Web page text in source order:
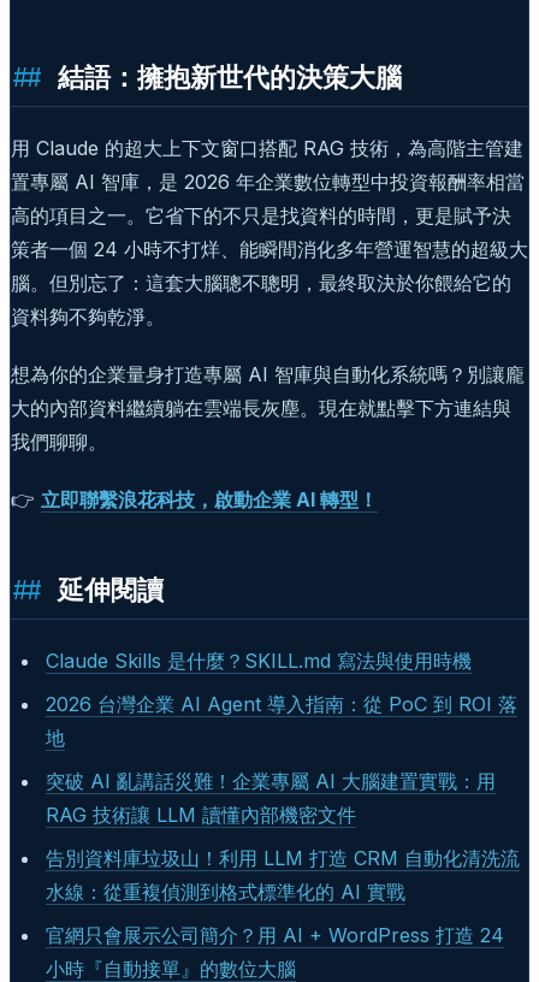
結語：擁抱新世代的決策大腦
用 Claude 的超大上下文窗口搭配 RAG 技術，為高階主管建
置專屬 AI 智庫，是 2026 年企業數位轉型中投資報酬率相當
高的項目之一。它省下的不只是找資料的時間，更是賦予決
策者一個 24 小時不打烊、能瞬間消化多年營運智慧的超級大
腦。但別忘了：這套大腦聰不聰明，最終取決於你餵給它的
資料夠不夠乾淨。
想為你的企業量身打造專屬 AI 智庫與自動化系統嗎？別讓龐
大的內部資料繼續躺在雲端長灰塵。現在就點擊下方連結與
我們聊聊。
👉 立即聯繫浪花科技，啟動企業 AI 轉型！
延伸閱讀
Claude Skills 是什麼？SKILL.md 寫法與使用時機
2026 台灣企業 AI Agent 導入指南：從 PoC 到 ROI 落
地
突破 AI 亂講話災難！企業專屬 AI 大腦建置實戰：用
RAG 技術讓 LLM 讀懂內部機密文件
告別資料庫垃圾山！利用 LLM 打造 CRM 自動化清洗流
水線：從重複偵測到格式標準化的 AI 實戰
官網只會展示公司簡介？用 AI + WordPress 打造 24
小時『自動接單』的數位大腦